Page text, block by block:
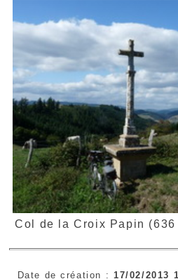
Col de la Croix Papin
Date de création : 17/02/2013